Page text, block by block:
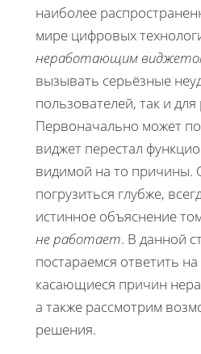
наиболее
мире цифровых
неработающим
вызывать серьёзные
пользователей, так и
Первоначально может
виджет перестал
видимой на то причины.
погрузиться глубже,
истинное объяснение
не работает. В данной
постараемся ответить
касающиеся причин
а также рассмотрим
решения.